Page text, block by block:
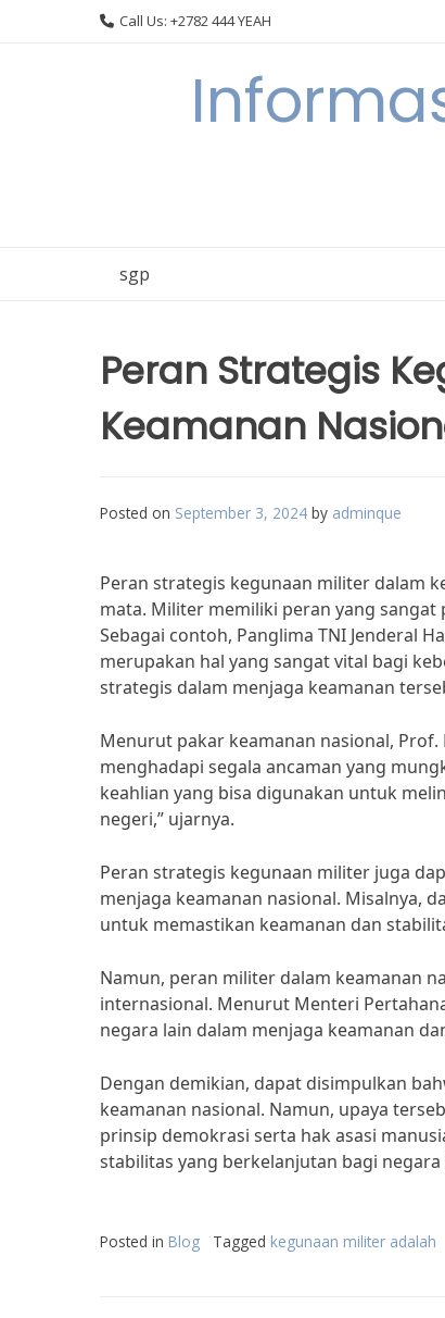
Call Us: +2782 444 YEAH
sgp
Peran Strategis
Keamanan
Posted on September 3, 2024 by adminque
Peran strategis kegunaan militer dalam
mata. Militer memiliki peran yang
Sebagai contoh, Panglima TNI Jenderal
merupakan hal yang sangat vital bagi
strategis dalam menjaga keamanan
Menurut pakar keamanan nasional,
menghadapi segala ancaman yang
keahlian yang bisa digunakan untuk
negeri,” ujarnya.
Peran strategis kegunaan militer juga
menjaga keamanan nasional. Misalnya,
untuk memastikan keamanan dan
Namun, peran militer dalam keamanan
internasional. Menurut Menteri
negara lain dalam menjaga keamanan
Dengan demikian, dapat disimpulkan
keamanan nasional. Namun, upaya
prinsip demokrasi serta hak asasi
stabilitas yang berkelanjutan bagi negara
Posted in Blog Tagged kegunaan militer adalah